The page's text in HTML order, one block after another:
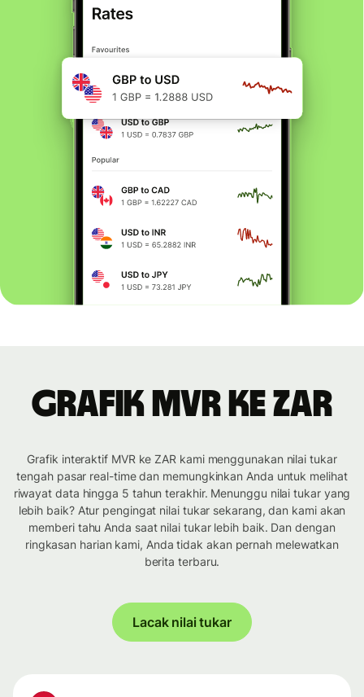
Grafik MVR ke ZAR
Grafik interaktif MVR ke ZAR kami menggunakan nilai tukar
tengah pasar real-time dan memungkinkan Anda untuk melihat
riwayat data hingga 5 tahun terakhir. Menunggu nilai tukar yang
lebih baik? Atur pengingat nilai tukar sekarang, dan kami akan
memberi tahu Anda saat nilai tukar lebih baik. Dan dengan
ringkasan harian kami, Anda tidak akan pernah melewatkan
berita terbaru.
Lacak nilai tukar